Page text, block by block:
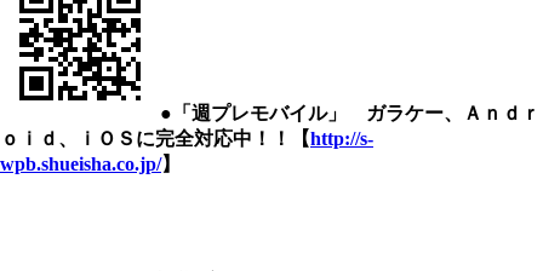
●「週プレモバイル」 ガラケー、Ａｎｄｒ
ｏｉｄ、ｉＯＳに完全対応中！！【http://s-
wpb.shueisha.co.jp/】